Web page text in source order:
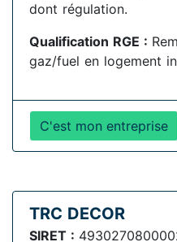
dont régulation.
Qualification RGE :
gaz/fuel en logement
C'est mon entreprise
TRC DECOR
SIRET :